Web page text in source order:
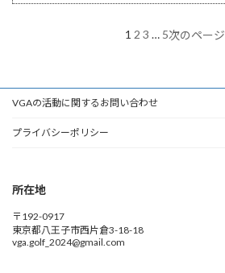
1 2 3 … 5次のページ
VGAの活動に関するお問い合わせ
プライバシーポリシー
所在地
〒192-0917
東京都八王子市西片倉3-18-18
vga.golf_2024@gmail.com